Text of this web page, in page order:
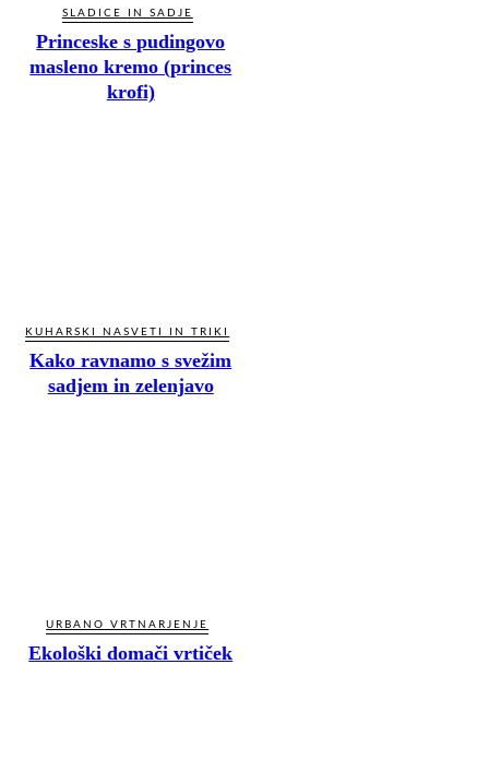
SLADICE IN SADJE
Princeske s pudingovo
masleno kremo (princes
krofi)
KUHARSKI NASVETI IN TRIKI
Kako ravnamo s svežim
sadjem in zelenjavo
URBANO VRTNARJENJE
Ekološki domači vrtiček